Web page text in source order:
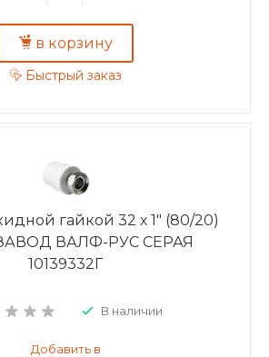
в корзину
Быстрый заказ
гайкой 32 х 1" (80/20)
ЗАВОД ВАЛФ-РУС СЕРАЯ
10139332Г
В наличии